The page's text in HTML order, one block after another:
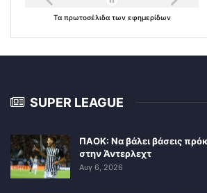
Τα πρωτοσέλιδα των εφημερίδων
SUPER LEAGUE
ΠΑΟΚ: Να βάλει βάσεις
στην Άντερλεχτ
Αυγ 6, 2026